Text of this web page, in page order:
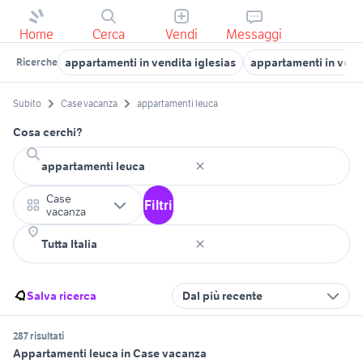
Home Cerca Vendi Messaggi
Ricerche appartamenti in vendita iglesias appartamenti in
Subito Case vacanza appartamenti leuca
Cosa cerchi?
Case
vacanza
Filtri
Salva ricerca Dal più recente
287 risultati
Appartamenti leuca in Case vacanza